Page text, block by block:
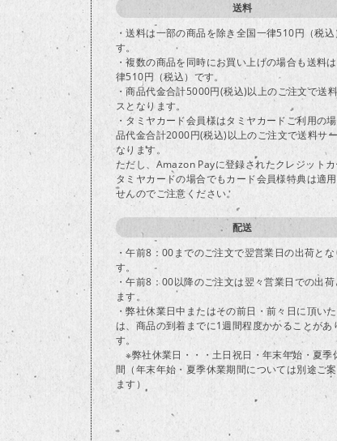
送料
・送料は一部の商品を除き全国一律510円（税
す。
・複数の商品を同時にお買い上げの場合も送料
律510円（税込）です。
・商品代金合計5000円(税込)以上のご注文で送
スとなります。
・タミヤカード会員様はタミヤカードご利用の
品代金合計2000円(税込)以上のご注文で送料サ
なります。
ただし、Amazon Payに登録されたクレジット
タミヤカードの場合でもカード会員様特典は適
せんのでご注意ください。
配送
・午前8：00までのご注文で翌営業日の出荷とな
す。
・午前8：00以降のご注文は翌々営業日での出荷
ます。
・弊社休業日中またはその前日・前々日に頂い
は、商品の到着までに1週間程度かかることがあ
す。
※弊社休業日・・・土日祝日・年末年始・夏季
間（年末年始・夏季休業期間については別途ご
ます）